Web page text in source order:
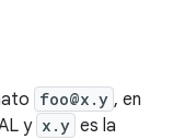
foo@x.y , en
y x.y es la